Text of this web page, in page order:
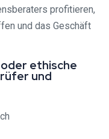
profitieren,
und das Geschäft
ethische
und